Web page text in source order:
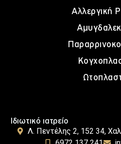
Αλλεργική
Ιδιωτικό ιατρείο
Λ. Πεντέλης 2, 152 34,